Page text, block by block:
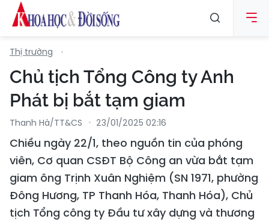
Thị trường
Chủ tịch Tổng Công ty Anh
Phát bị bắt tạm giam
Thanh Hà/TT&CS 23/01/2025 02:16
Chiều ngày 22/1, theo nguồn tin của phóng
viên, Cơ quan CSĐT Bộ Công an vừa bắt tạm
giam ông Trịnh Xuân Nghiệm (SN 1971, phường
Đông Hương, TP Thanh Hóa, Thanh Hóa), Chủ
tịch Tổng công ty Đầu tư xây dựng và thương